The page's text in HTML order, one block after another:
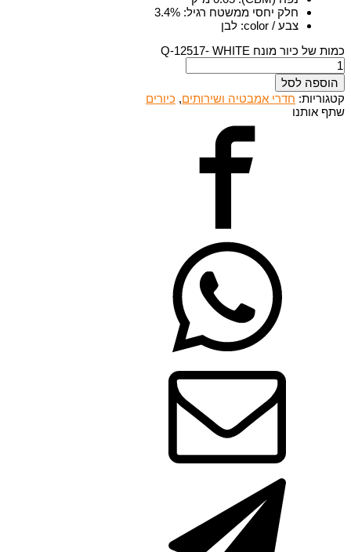
חלק יחסי ממשטח רגיל:
3.4%
צבע / color
: לבן
כמות של כיור מונח Q-12517- WHITE
הוספה לסל
קטגוריות: חדרי אמבטיה ושירותים, כיורים
שתף אותנו